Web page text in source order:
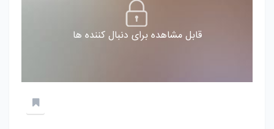
قابل مشاهده برای دنبال کننده ها